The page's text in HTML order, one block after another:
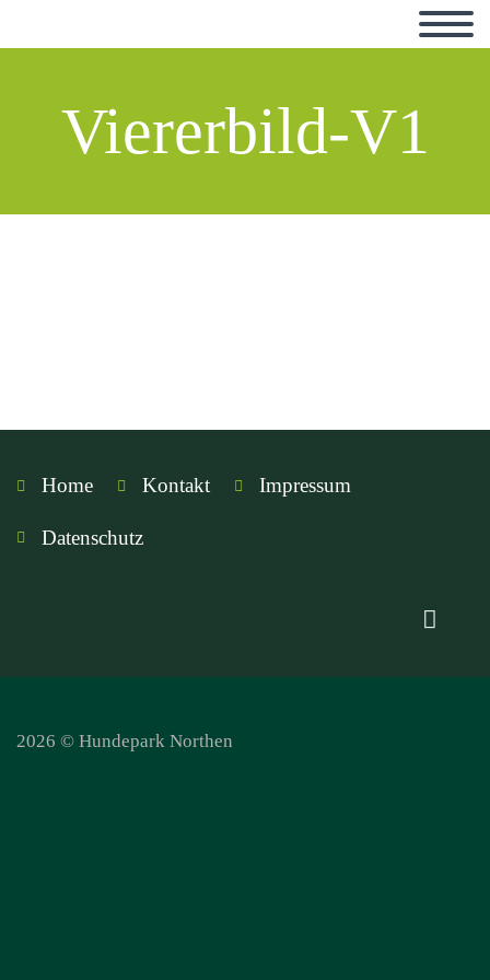
Viererbild-V1
Home Kontakt Impressum
Datenschutz
2026 © Hundepark Northen